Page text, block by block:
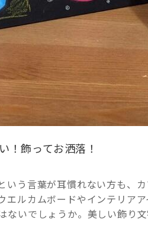
！飾ってお洒落！
いう言葉が耳慣れない方も、
エルカムボードやインテリア
ないでしょうか。美しい飾り